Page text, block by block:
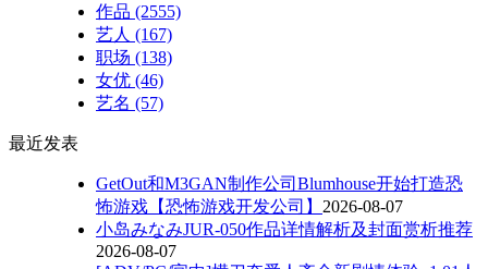
作品 (2555)
艺人 (167)
职场 (138)
女优 (46)
艺名 (57)
最近发表
GetOut和M3GAN制作公司Blumhouse开始打造恐
怖游戏【恐怖游戏开发公司】 2026-08-07
小岛みなみJUR-050作品详情解析及封面赏析推荐
2026-08-07